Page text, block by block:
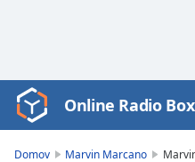
Video
Player
Online Radio Box
Domov Marvin Marcano